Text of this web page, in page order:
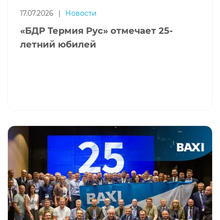
17.07.2026 | Новости
«БДР Термия Рус» отмечает 25-
летний юбилей